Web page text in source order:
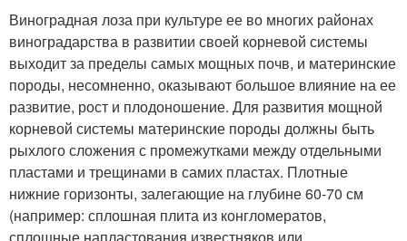
Виноградная лоза при культуре ее во многих районах
виноградарства в развитии своей корневой системы
выходит за пределы самых мощных почв, и материнские
породы, несомненно, оказывают большое влияние на ее
развитие, рост и плодоношение. Для развития мощной
корневой системы материнские породы должны быть
рыхлого сложения с промежутками между отдельными
пластами и трещинами в самих пластах. Плотные
нижние горизонты, залегающие на глубине 60-70 см
(например: сплошная плита из конгломератов,